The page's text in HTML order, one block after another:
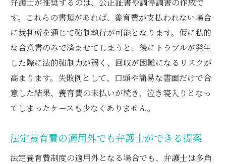
す。これらの書類があれば、養育費が支払われない場合
に裁判所を通じて強制執行が可能となります。仮に私的
な合意書のみで済ませてしまうと、後にトラブルが発生
した際に法的強制力が弱く、回収が困難になるリスクが
高まります。失敗例として、口頭や簡易な書面だけで合
意した結果、養育費の未払いが続き、泣き寝入りとなっ
てしまったケースも少なくありません。
法定養育費の適用外でも弁護士ができる提案
法定養育費制度の適用外となる場合でも、弁護士は多角